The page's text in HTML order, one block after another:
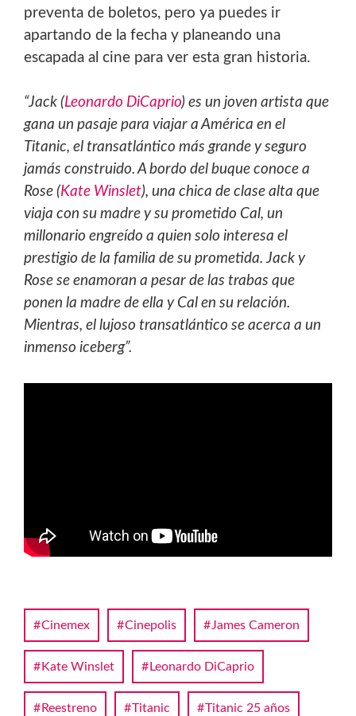
preventa de boletos, pero ya puedes ir
apartando de la fecha y planeando una
escapada al cine para ver esta gran historia.
“Jack (Leonardo DiCaprio) es un joven artista que
gana un pasaje para viajar a América en el
Titanic, el transatlántico más grande y seguro
jamás construido. A bordo del buque conoce a
Rose (Kate Winslet), una chica de clase alta que
viaja con su madre y su prometido Cal, un
millonario engreído a quien solo interesa el
prestigio de la familia de su prometida. Jack y
Rose se enamoran a pesar de las trabas que
ponen la madre de ella y Cal en su relación.
Mientras, el lujoso transatlántico se acerca a un
inmenso iceberg”.
Cinemex Cinepolis James Cameron
Kate Winslet Leonardo DiCaprio
Reestreno Titanic Titanic 25 años